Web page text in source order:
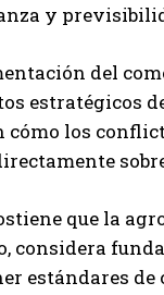
y
del
estratégicos
los
que la
considera
estándares